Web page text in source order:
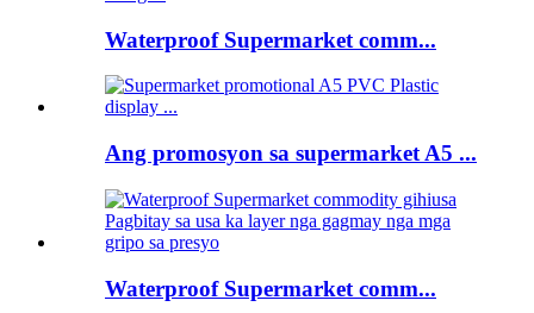
Waterproof Supermarket comm...
Ang promosyon sa supermarket A5 ...
Waterproof Supermarket comm...